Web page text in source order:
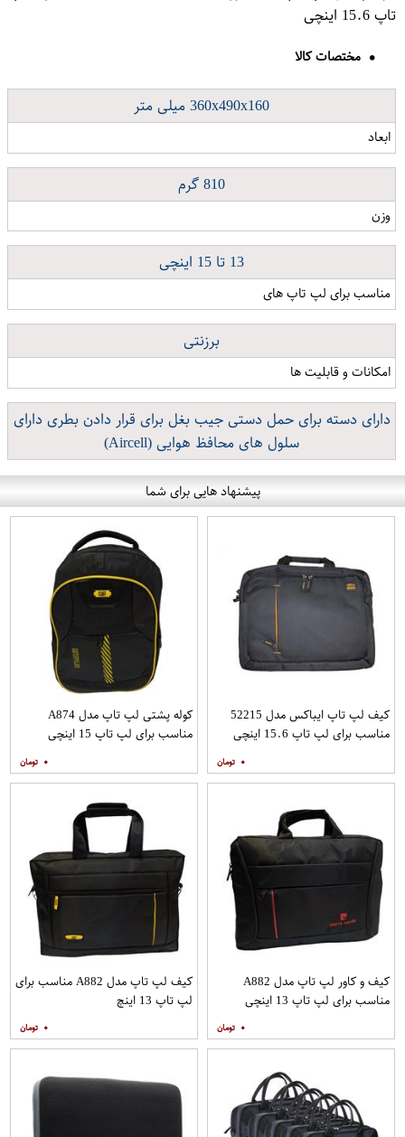
تاپ 15.6 اینچی
مختصات کالا
360x490x160 میلی متر
ابعاد
810 گرم
وزن
13 تا 15 اینچی
مناسب برای لپ تاپ های
برزنتی
امکانات و قابلیت ها
دارای دسته برای حمل دستی جیب بغل برای قرار دادن بطری دارای
سلول های محافظ هوایی (Aircell)
پیشنهاد هایی برای شما
کیف لپ تاپ ایباکس مدل 52215
مناسب برای لپ تاپ 15.6 اینچی
۰
کوله پشتی لپ تاپ مدل A874
مناسب برای لپ تاپ 15 اینچی
۰
کیف و کاور لپ تاپ مدل A882
مناسب برای لپ تاپ 13 اینچی
۰
کیف لپ تاپ مدل A882 مناسب برای
لپ تاپ 13 اینچ
۰